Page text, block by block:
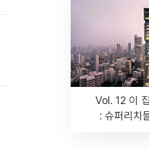
Vol. 12 이
: 슈퍼리치